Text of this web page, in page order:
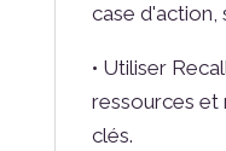
case d'action,
• Utiliser
ressources et
clés.